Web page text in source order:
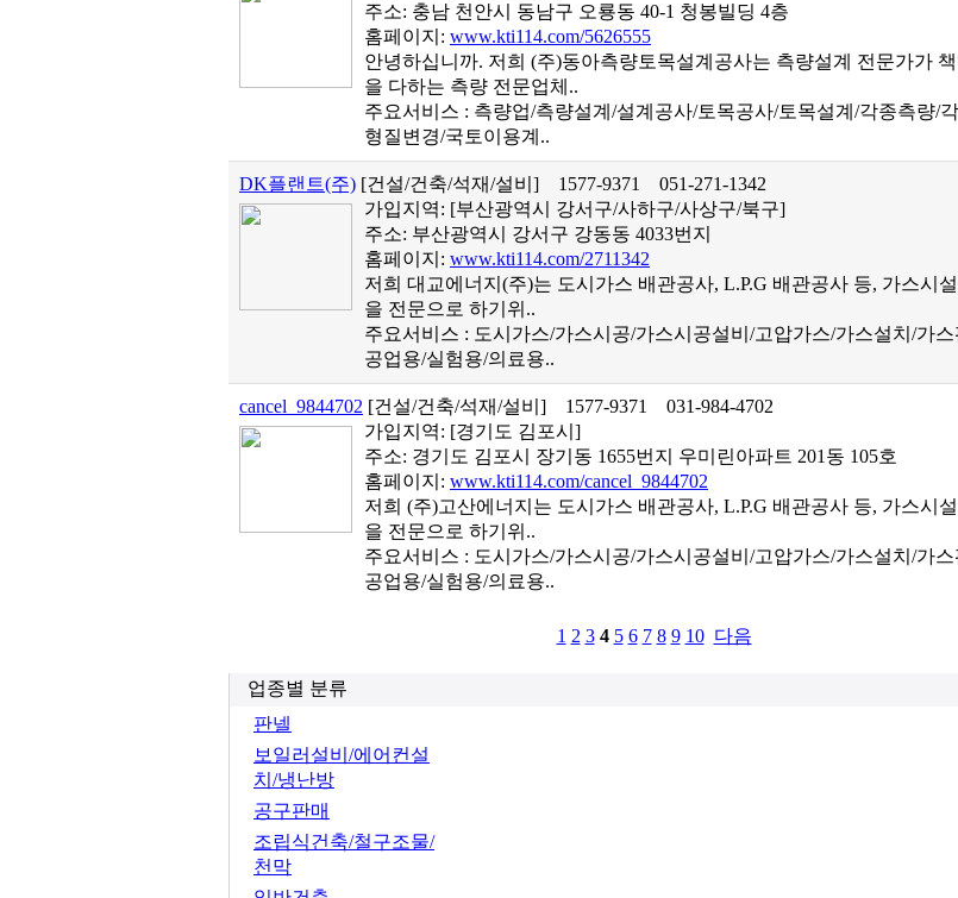
주소: 충남 천안시 동남구 오룡동 40-1 청봉빌딩 4층
홈페이지: www.kti114.com/5626555
안녕하십니까. 저희 (주)동아측량토목설계공사는 측량설계 전문가가
을 다하는 측량 전문업체..
주요서비스 : 측량업/측량설계/설계공사/토목공사/토목설계/각종측량/
형질변경/국토이용계..
DK플랜트(주) [건설/건축/석재/설비] 1577-9371
051-271-1342
가입지역: [부산광역시 강서구/사하구/사상구/북구]
주소: 부산광역시 강서구 강동동 4033번지
홈페이지: www.kti114.com/2711342
저희 대교에너지(주)는 도시가스 배관공사, L.P.G 배관공사 등, 가스시
을 전문으로 하기위..
주요서비스 : 도시가스/가스시공/가스시공설비/고압가스/가스설치/가
공업용/실험용/의료용..
cancel_9844702 [건설/건축/석재/설비] 1577-9371
031-984-4702
가입지역: [경기도 김포시]
주소: 경기도 김포시 장기동 1655번지 우미린아파트 201동 105호
홈페이지: www.kti114.com/cancel_9844702
저희 (주)고산에너지는 도시가스 배관공사, L.P.G 배관공사 등, 가스시
을 전문으로 하기위..
주요서비스 : 도시가스/가스시공/가스시공설비/고압가스/가스설치/가
공업용/실험용/의료용..
1 2 3 4 5 6 7 8 9 10 다음
업종별 분류
판넬
보일러설비/에어컨설
치/냉난방
공구판매
조립식건축/철구조물/
천막